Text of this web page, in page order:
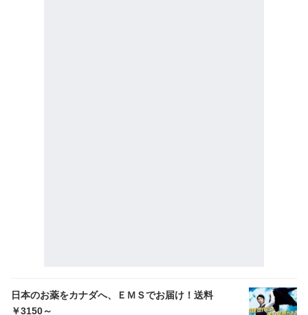
日本のお薬をカナダへ、ＥＭＳでお届け！送料
￥3150～